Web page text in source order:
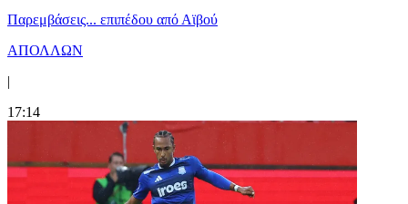
Παρεμβάσεις... επιπέδου από Αϊβού
ΑΠΟΛΛΩΝ
|
17:14